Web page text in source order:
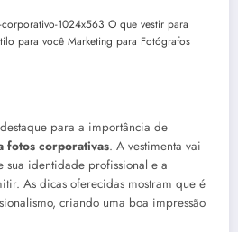
para a importância de
fotos corporativas. A vestimenta vai
sua identidade profissional e a
As dicas oferecidas mostram que é
criando uma boa impressão